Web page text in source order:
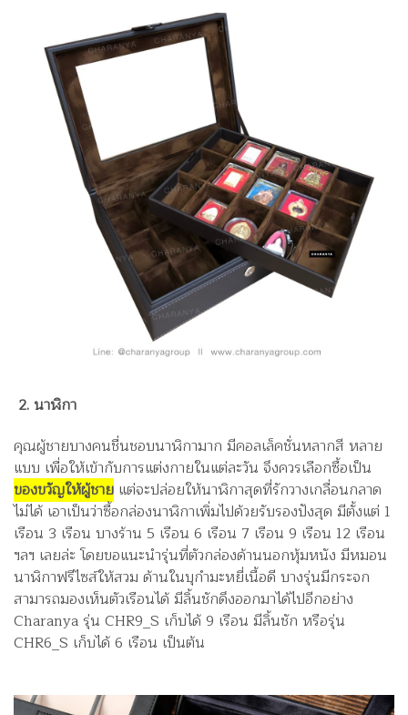
2. นาฬิกา
คุณผู้ชายบางคนชื่นชอบนาฬิกามาก มีคอลเล็คชั่นหลากสี หลาย
แบบ เพื่อให้เข้ากับการแต่งกายในแต่ละวัน จึงควรเลือกซื้อเป็น
ของขวัญให้ผู้ชาย แต่จะปล่อยให้นาฬิกาสุดที่รักวางเกลื่อนกลาด
ไม่ได้ เอาเป็นว่าซื้อกล่องนาฬิกาเพิ่มไปด้วยรับรองปังสุด มีตั้งแต่ 1
เรือน 3 เรือน บางร้าน 5 เรือน 6 เรือน 7 เรือน 9 เรือน 12 เรือน
ฯลฯ เลยล่ะ โดยขอแนะนำรุ่นที่ตัวกล่องด้านนอกหุ้มหนัง มีหมอน
นาฬิกาฟรีไซส์ให้สวม ด้านในบุกำมะหยี่เนื้อดี บางรุ่นมีกระจก
สามารถมองเห็นตัวเรือนได้ มีลิ้นชักดึงออกมาได้ไปอีกอย่าง
Charanya รุ่น CHR9_S เก็บได้ 9 เรือน มีลิ้นชัก หรือรุ่น
CHR6_S เก็บได้ 6 เรือน เป็นต้น